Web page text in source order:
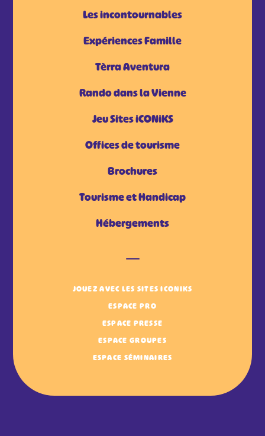
Les incontournables
Expériences Famille
Tèrra Aventura
Rando dans la Vienne
Jeu Sites iCONiKS
Offices de tourisme
Brochures
Tourisme et Handicap
Hébergements
JOUEZ AVEC LES SITES ICONIKS
ESPACE PRO
ESPACE PRESSE
ESPACE GROUPES
ESPACE SÉMINAIRES